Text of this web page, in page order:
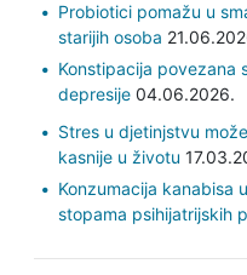
Probiotici pomažu u
starijih osoba
Konstipacija povezana
depresije04.06.2026.
Stres u djetinjstvu
kasnije u životu
Konzumacija kanabisa
stopama psihijatrijskih